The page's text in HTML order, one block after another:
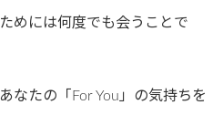
めには何度でも会うことで
なたの「For You」の気持ちを